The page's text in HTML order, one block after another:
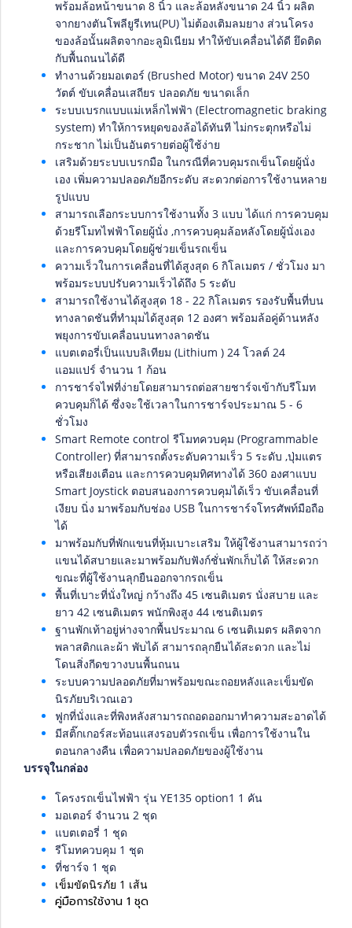
พร้อมล้อหน้าขนาด 8 นิ้ว และล้อหลังขนาด 24 นิ้ว ผลิต
จากยางตันโพลียูรีเทน(PU) ไม่ต้องเติมลมยาง ส่วนโครง
ของล้อนั้นผลิตจากอะลูมิเนียม ทำให้ขับเคลื่อนได้ดี ยึดติด
กับพื้นถนนได้ดี
ทำงานด้วยมอเตอร์ (Brushed Motor) ขนาด 24V 250
วัตต์ ขับเคลื่อนเสถียร ปลอดภัย ขนาดเล็ก
ระบบเบรกแบบแม่เหล็กไฟฟ้า (Electromagnetic braking
system) ทำให้การหยุดของล้อได้ทันที ไม่กระตุกหรือไม่
กระชาก ไม่เป็นอันตรายต่อผู้ใช้ง่าย
เสริมด้วยระบบเบรกมือ ในกรณีที่ควบคุมรถเข็นโดยผู้นั่ง
เอง เพิ่มความปลอดภัยอีกระดับ สะดวกต่อการใช้งานหลาย
รูปแบบ
สามารถเลือกระบบการใช้งานทั้ง 3 แบบ ได้แก่ การควบคุม
ด้วยรีโมทไฟฟ้าโดยผู้นั่ง ,การควบคุมล้อหลังโดยผู้นั่งเอง
และการควบคุมโดยผู้ช่วยเข็นรถเข็น
ความเร็วในการเคลื่อนที่ได้สูงสุด 6 กิโลเมตร / ชั่วโมง มา
พร้อมระบบปรับความเร็วได้ถึง 5 ระดับ
สามารถใช้งานได้สูงสุด 18 - 22 กิโลเมตร รองรับพื้นที่บน
ทางลาดชันที่ทำมุมได้สูงสุด 12 องศา พร้อมล้อคู่ด้านหลัง
พยุงการขับเคลื่อนบนทางลาดชัน
แบตเตอรี่เป็นแบบลิเทียม (Lithium ) 24 โวลต์ 24
แอมแปร์ จำนวน 1 ก้อน
การชาร์จไฟที่ง่ายโดยสามารถต่อสายชาร์จเข้ากับรีโมท
ควบคุมก็ได้ ซึ่งจะใช้เวลาในการชาร์จประมาณ 5 - 6
ชั่วโมง
Smart Remote control รีโมทควบคุม (Programmable
Controller) ที่สามารถตั้งระดับความเร็ว 5 ระดับ ,ปุ่มแตร
หรือเสียงเตือน และการควบคุมทิศทางได้ 360 องศาแบบ
Smart Joystick ตอบสนองการควบคุมได้เร็ว ขับเคลื่อนที่
เงียบ นิ่ง มาพร้อมกับช่อง USB ในการชาร์จโทรศัพท์มือถือ
ได้
มาพร้อมกับที่พักแขนที่หุ้มเบาะเสริม ให้ผู้ใช้งานสามารถว่า
แขนได้สบายและมาพร้อมกับฟังก์ชั่นพักเก็บได้ ให้สะดวก
ขณะที่ผู้ใช้งานลุกยืนออกจากรถเข็น
พื้นที่เบาะที่นั่งใหญ่ กว้างถึง 45 เซนติเมตร นั่งสบาย และ
ยาว 42 เซนติเมตร พนักพิงสูง 44 เซนติเมตร
ฐานพักเท้าอยู่ห่างจากพื้นประมาณ 6 เซนติเมตร ผลิตจาก
พลาสติกและผ้า พับได้ สามารถลุกยืนได้สะดวก และไม่
โดนสิ่งกีดขวางบนพื้นถนน
ระบบความปลอดภัยที่มาพร้อมขณะถอยหลังและเข็มขัด
นิรภัยบริเวณเอว
ฟูกที่นั่งและที่พิงหลังสามารถถอดออกมาทำความสะอาดได้
มีสติ๊กเกอร์สะท้อนแสงรอบตัวรถเข็น เพื่อการใช้งานใน
ตอนกลางคืน เพื่อความปลอดภัยของผู้ใช้งาน
บรรจุในกล่อง
โครงรถเข็นไฟฟ้า รุ่น YE135 option1 1 คัน
มอเตอร์ จำนวน 2 ชุด
แบตเตอรี่ 1 ชุด
รีโมทควบคุม 1 ชุด
ที่ชาร์จ 1 ชุด
เข็มขัดนิรภัย 1 เส้น
คู่มือการใช้งาน 1 ชุด